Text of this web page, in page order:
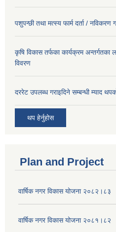
पशुपन्छी तथा मत्स्य फार्म दर्ता / नविकरण
कृषि विकास तर्फका कार्यक्रम अन्तर्गतका
विवरण
दररेट उपलब्ध गराइदिने सम्बन्धी म्याद
थप हेर्नुहोस
Plan and Project
वार्षिक नगर विकास योजना २०८२।८३
वार्षिक नगर विकास योजना २०८१।८२